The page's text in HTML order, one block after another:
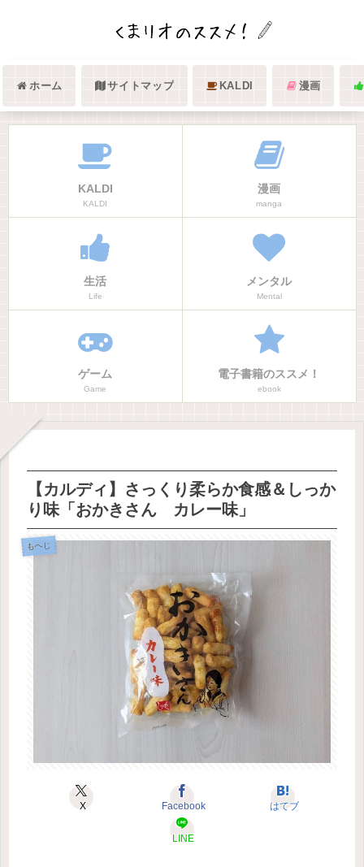
ホーム サイトマップ KALDI 漫画
KALDI
KALDI
漫画
manga
生活
Life
メンタル
Mental
ゲーム
Game
電子書籍のススメ！
ebook
【カルディ】さっくり柔らか食感＆しっか
り味「おかきさん カレー味」
もへじ
X Facebook はてブ
LINE